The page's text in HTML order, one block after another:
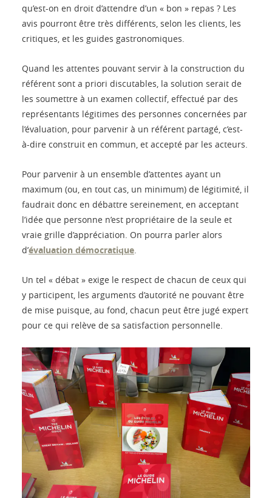
qu’est-on en droit d’attendre d’un « bon » repas ? Les
avis pourront être très différents, selon les clients, les
critiques, et les guides gastronomiques.
Quand les attentes pouvant servir à la construction du
référent sont a priori discutables, la solution serait de
les soumettre à un examen collectif, effectué par des
représentants légitimes des personnes concernées par
l’évaluation, pour parvenir à un référent partagé, c’est-
à-dire construit en commun, et accepté par les acteurs.
Pour parvenir à un ensemble d’attentes ayant un
maximum (ou, en tout cas, un minimum) de légitimité, il
faudrait donc en débattre sereinement, en acceptant
l’idée que personne n’est propriétaire de la seule et
vraie grille d’appréciation. On pourra parler alors
d’évaluation démocratique.
Un tel « débat » exige le respect de chacun de ceux qui
y participent, les arguments d’autorité ne pouvant être
de mise puisque, au fond, chacun peut être jugé expert
pour ce qui relève de sa satisfaction personnelle.